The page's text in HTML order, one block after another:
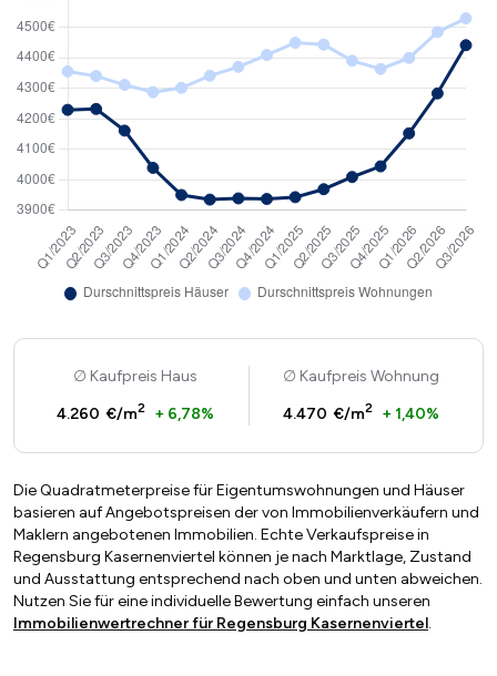
Kaufpreis Haus
4.260 €/m2 + 6,78%
Kaufpreis Wohnung
4.470 €/m2 + 1,40%
Die Quadratmeterpreise für Eigentumswohnungen und Häuser
basieren auf Angebotspreisen der von Immobilienverkäufern und
Maklern angebotenen Immobilien. Echte Verkaufspreise in
Regensburg Kasernenviertel können je nach Marktlage, Zustand
und Ausstattung entsprechend nach oben und unten abweichen.
Nutzen Sie für eine individuelle Bewertung einfach unseren
Immobilienwertrechner für Regensburg Kasernenviertel.